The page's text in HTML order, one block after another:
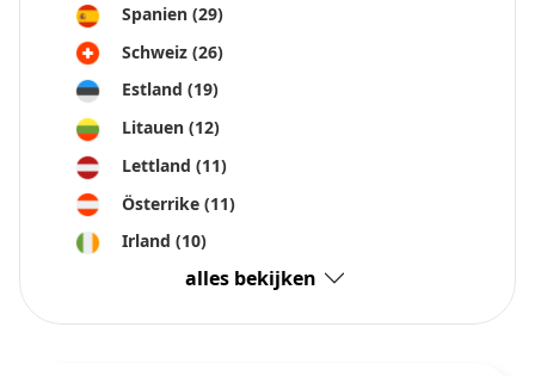
Spanien (29)
Schweiz (26)
Estland (19)
Litauen (12)
Lettland (11)
Österrike (11)
Irland (10)
alles bekijken